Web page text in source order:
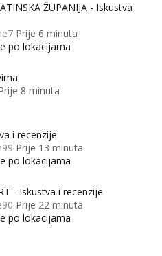
ŽUPANIJA - Iskustva
Prije 6 minuta
po lokacijama
8 minuta
i recenzije
Prije 13 minuta
po lokacijama
- Iskustva i recenzije
Prije 22 minuta
po lokacijama